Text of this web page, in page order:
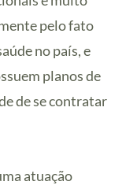
pelo fato
no país, e
planos de
de se contratar
atuação